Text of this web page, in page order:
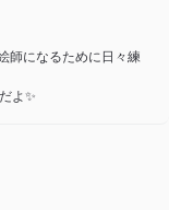
師になるために日々練
よ✨